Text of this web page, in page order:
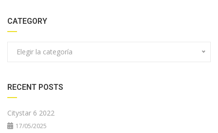
CATEGORY
Elegir la categoría
RECENT POSTS
Citystar 6 2022
17/05/2025